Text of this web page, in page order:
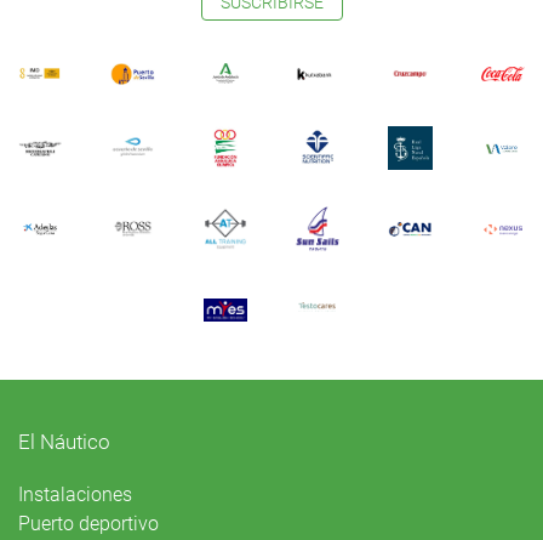
El Náutico
Instalaciones
Puerto deportivo